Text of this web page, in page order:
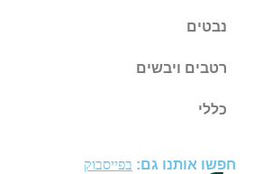
נבטים
רטבים ויבשים
כללי
חפשו אותנו גם: בפייסבוק